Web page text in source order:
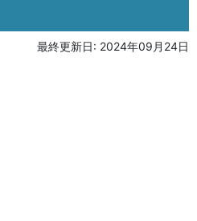
最終更新日: 2024年09月24日